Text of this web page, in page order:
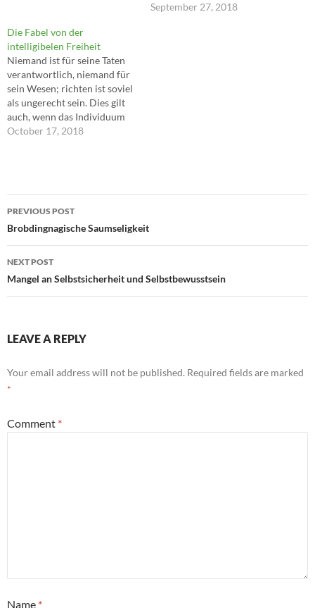
beigemischten
September 27, 2018
Die Fabel von der
intelligibelen Freiheit
Niemand ist für seine Taten
verantwortlich, niemand für
sein Wesen; richten ist soviel
als ungerecht sein. Dies gilt
auch, wenn das Individuum
über sich selbst richtet. Der
October 17, 2018
Post
navigation
PREVIOUS POST
Brobdingnagische Saumseligkeit
NEXT POST
Mangel an Selbstsicherheit und Selbstbewusstsein
LEAVE A REPLY
Your email address will not be published. Required fields are marked
*
Comment *
Name *